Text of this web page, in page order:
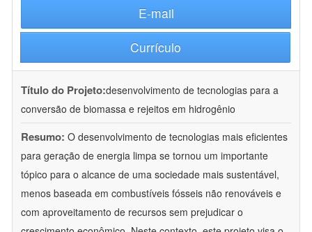
E-mail
Currículo
Título do Projeto:desenvolvimento de tecnologias para a
conversão de biomassa e rejeitos em hidrogênio
Resumo: O desenvolvimento de tecnologias mais eficientes
para geração de energia limpa se tornou um importante
tópico para o alcance de uma sociedade mais sustentável,
menos baseada em combustíveis fósseis não renováveis e
com aproveitamento de recursos sem prejudicar o